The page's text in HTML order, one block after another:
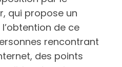
qui propose un
de ce
rencontrant
des points